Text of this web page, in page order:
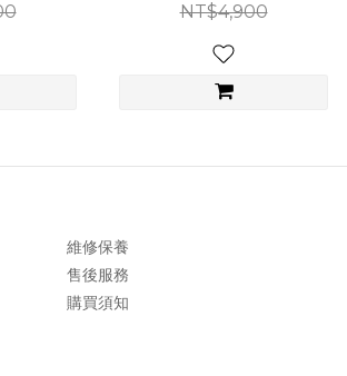
NT$4,900
維修保養
售後服務
購買須知